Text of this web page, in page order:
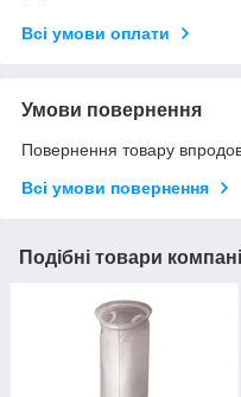
Всі умови оплати
Умови повернення
Повернення товару
Всі умови повернення
Подібні товари